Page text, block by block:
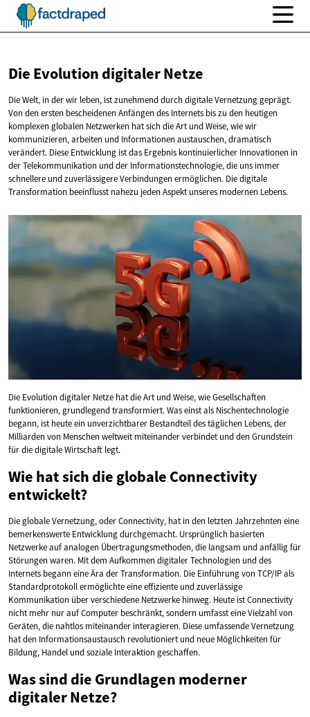
Die Evolutiondigitaler Netze
Die Welt, in der wir leben, ist zunehmend durch digitale Vernetzung geprägt.
Von den ersten bescheidenen Anfängen des Internets bis zu den heutigen
komplexen globalen Netzwerken hat sich die Art und Weise, wie wir
kommunizieren, arbeiten und Informationen austauschen, dramatisch
verändert. Diese Entwicklung ist das Ergebnis kontinuierlicher Innovationen in
der Telekommunikation und der Informationstechnologie, die uns immer
schnellere und zuverlässigere Verbindungen ermöglichen. Die digitale
Transformation beeinflusst nahezu jeden Aspekt unseres modernen Lebens.
Die Evolution digitaler Netze hat die Art und Weise, wie Gesellschaften
funktionieren, grundlegend transformiert. Was einst als Nischentechnologie
begann, ist heute ein unverzichtbarer Bestandteil des täglichen Lebens, der
Milliarden von Menschen weltweit miteinander verbindet und den Grundstein
für die digitale Wirtschaft legt.
Wie hat sich die globale Connectivity
entwickelt?
Die globale Vernetzung, oder Connectivity, hat in den letzten Jahrzehnten eine
bemerkenswerte Entwicklung durchgemacht. Ursprünglich basierten
Netzwerke auf analogen Übertragungsmethoden, die langsam und anfällig für
Störungen waren. Mit dem Aufkommen digitaler Technologien und des
Internets begann eine Ära der Transformation. Die Einführung von TCP/IP als
Standardprotokoll ermöglichte eine effiziente und zuverlässige
Kommunikation über verschiedene Netzwerke hinweg. Heute ist Connectivity
nicht mehr nur auf Computer beschränkt, sondern umfasst eine Vielzahl von
Geräten, die nahtlos miteinander interagieren. Diese umfassende Vernetzung
hat den Informationsaustausch revolutioniert und neue Möglichkeiten für
Bildung, Handel und soziale Interaktion geschaffen.
Was sind die Grundlagen moderner
digitaler Netze?